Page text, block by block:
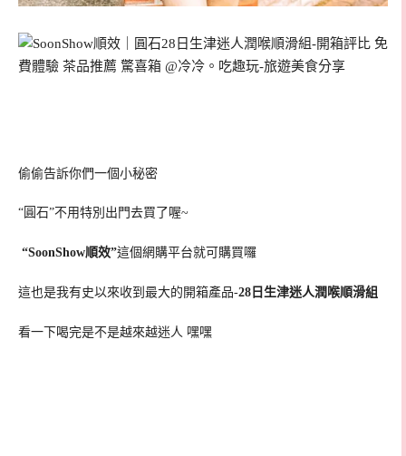
偷偷告訴你們一個小秘密
“圓石”不用特別出門去買了喔~
“SoonShow順效”這個網購平台就可購買囉
這也是我有史以來收到最大的開箱產品-28日生津迷人潤喉順滑組
看一下喝完是不是越來越迷人 嘿嘿